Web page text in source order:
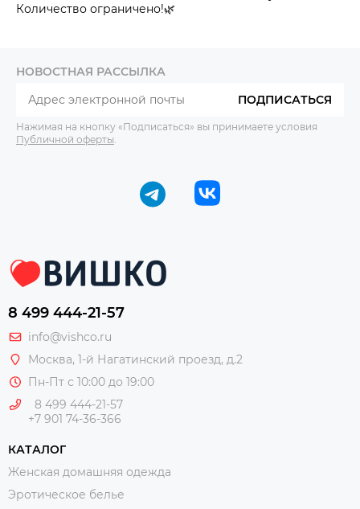
Количество ограничено!🌿
НОВОСТНАЯ РАССЫЛКА
ПОДПИСАТЬСЯ
Нажимая на кнопку «Подписаться» вы принимаете условия
Публичной оферты
8 499 444-21-57
info@vishco.ru
Москва, 1-й Нагатинский проезд, д.2
Пн-Пт с 10:00 до 19:00
8 499 444-21-57
+7 901 74-36-366
КАТАЛОГ
Женская домашняя одежда
Эротическое белье